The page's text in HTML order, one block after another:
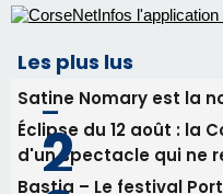
Tennis - Début ce
RCPV
31/07/2026 08:22
82ème anniversaire
Commandant